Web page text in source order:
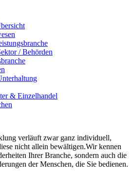
/ Behörden
& Einzelhandel
verläuft zwar ganz individuell,
nicht allein bewältigen.Wir kennen
Ihrer Branche, sondern auch die
der Menschen, die Sie bedienen.